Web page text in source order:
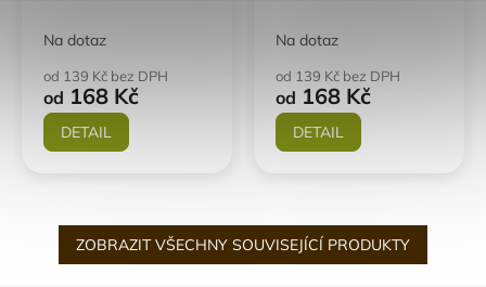
Na dotaz
od 139 Kč bez DPH
od 168 Kč
DETAIL
Na dotaz
od 139 Kč bez DPH
od 168 Kč
DETAIL
ZOBRAZIT VŠECHNY SOUVISEJÍCÍ PRODUKTY